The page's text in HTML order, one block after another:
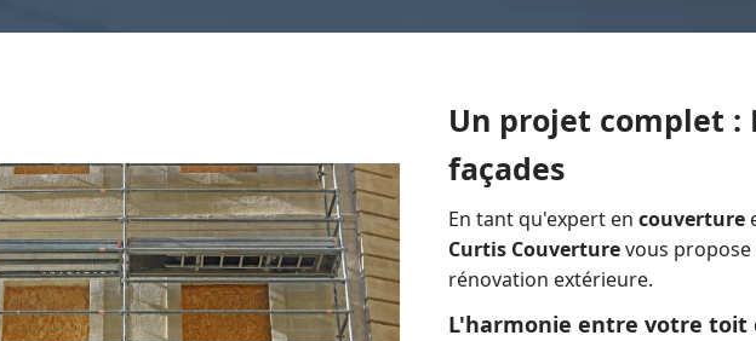
Un projet complet :
façades
En tant qu'expert en couverture
Curtis Couverturevous
rénovation extérieure.
L'harmonie entre votre toit